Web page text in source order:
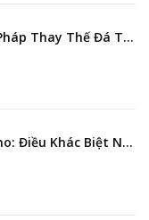
Tấm Nano Giả Đá: Giải Pháp Thay Thế Đá Tự Nhiên Đẹp, Bền Và Tiết Kiệm
Phào Cổ Trần Nhựa Nano: Điều Khác Biệt Nằm Ở Đâu?